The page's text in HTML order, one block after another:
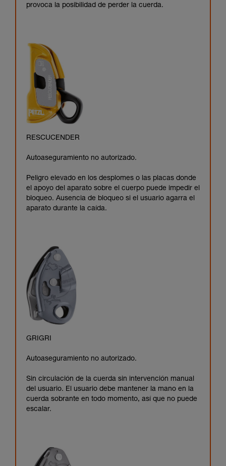
provoca la posibilidad de perder la cuerda.
RESCUCENDER
Autoaseguramiento no autorizado.
Peligro elevado en los desplomes o las placas donde
el apoyo del aparato sobre el cuerpo puede impedir el
bloqueo. Ausencia de bloqueo si el usuario agarra el
aparato durante la caída.
GRIGRI
Autoaseguramiento no autorizado.
Sin circulación de la cuerda sin intervención manual
del usuario. El usuario debe mantener la mano en la
cuerda sobrante en todo momento, así que no puede
escalar.